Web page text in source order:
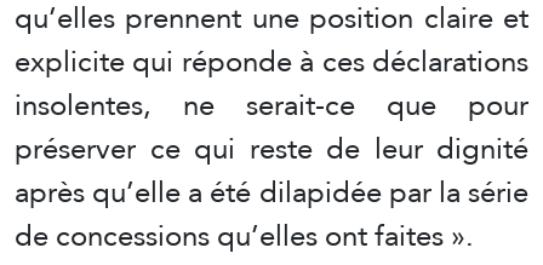
qu’elles prennent une position claire et
explicite qui réponde à ces déclarations
insolentes, ne serait-ce que pour
préserver ce qui reste de leur dignité
après qu’elle a été dilapidée par la série
de concessions qu’elles ont faites ».